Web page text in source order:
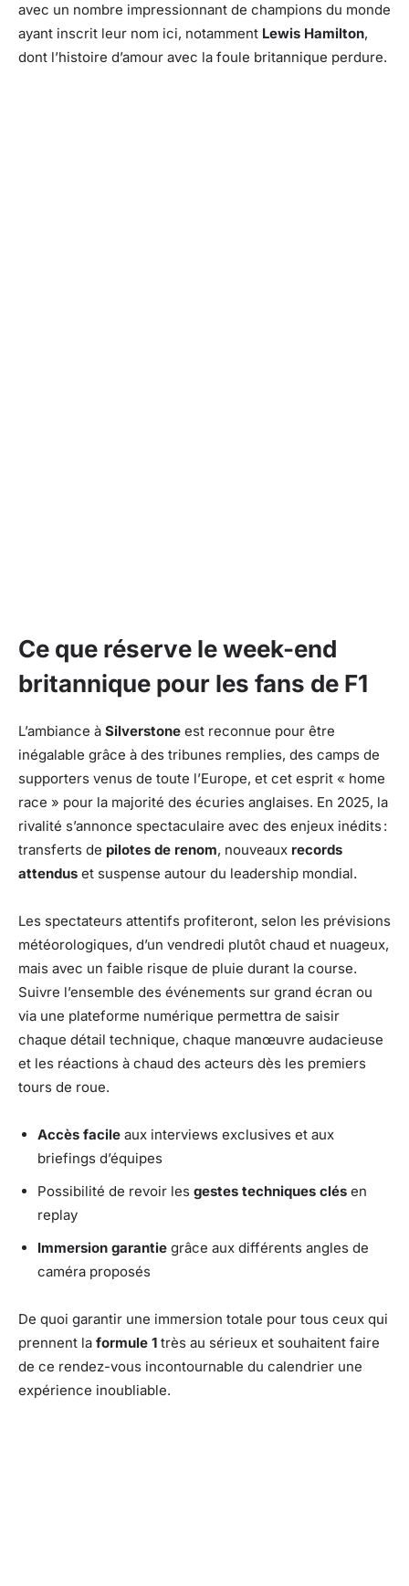
avec un nombre impressionnant de champions du monde
ayant inscrit leur nom ici, notamment Lewis Hamilton,
dont l’histoire d’amour avec la foule britannique perdure.
Ce que réserve le week-end
britannique pour les fans de F1
L’ambiance à Silverstone est reconnue pour être
inégalable grâce à des tribunes remplies, des camps de
supporters venus de toute l’Europe, et cet esprit « home
race » pour la majorité des écuries anglaises. En 2025, la
rivalité s’annonce spectaculaire avec des enjeux inédits :
transferts de pilotes de renom, nouveaux records
attendus et suspense autour du leadership mondial.
Les spectateurs attentifs profiteront, selon les prévisions
météorologiques, d’un vendredi plutôt chaud et nuageux,
mais avec un faible risque de pluie durant la course.
Suivre l’ensemble des événements sur grand écran ou
via une plateforme numérique permettra de saisir
chaque détail technique, chaque manœuvre audacieuse
et les réactions à chaud des acteurs dès les premiers
tours de roue.
Accès facile aux interviews exclusives et aux
briefings d’équipes
Possibilité de revoir les gestes techniques clés en
replay
Immersion garantie grâce aux différents angles de
caméra proposés
De quoi garantir une immersion totale pour tous ceux qui
prennent la formule 1 très au sérieux et souhaitent faire
de ce rendez-vous incontournable du calendrier une
expérience inoubliable.